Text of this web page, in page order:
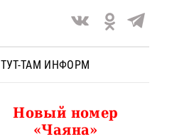
ТУТ-ТАМ ИНФОРМ
Новый номер
«Чаяна»